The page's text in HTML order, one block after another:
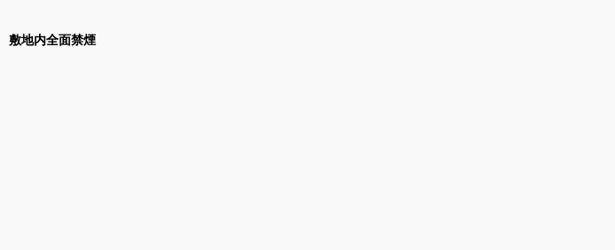
敷地内全面禁煙